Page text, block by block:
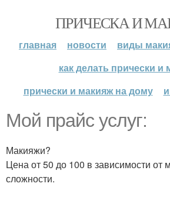
ПРИЧЕСКА И
главная новости
виды
как делать прически и
прически и макияж на дому
Мой прайс услуг:
Макияжи?
Цена от 50 до 100 в зависимости от
сложности.